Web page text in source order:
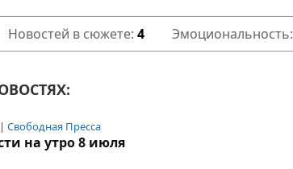
Новостей в сюжете: 4 Эмоциональность:
Свободная Пресса
на утро 8 июля